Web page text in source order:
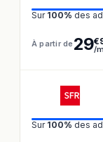
Sur 100% des
À partir de 29/
Sur 100% des